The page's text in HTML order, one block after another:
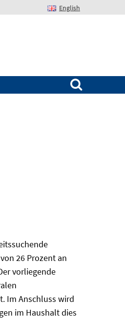
English
Suchen nach:
26 Prozent an
vorliegende
Im Anschluss wird
im Haushalt dies